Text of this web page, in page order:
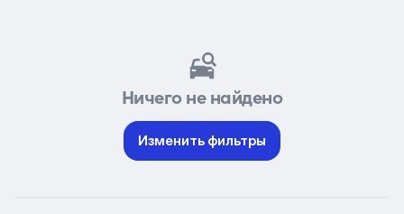
Ничего не найдено
Изменить фильтры